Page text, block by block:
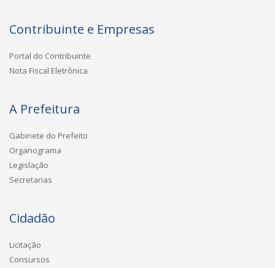
Contribuinte e Empresas
Portal do Contribuinte
Nota Fiscal Eletrônica
A Prefeitura
Gabinete do Prefeito
Organograma
Legislação
Secretarias
Cidadão
Licitação
Consursos